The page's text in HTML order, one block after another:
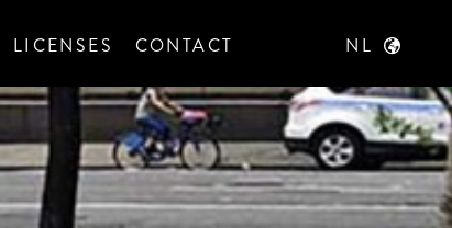
LICENSES CONTACT NL